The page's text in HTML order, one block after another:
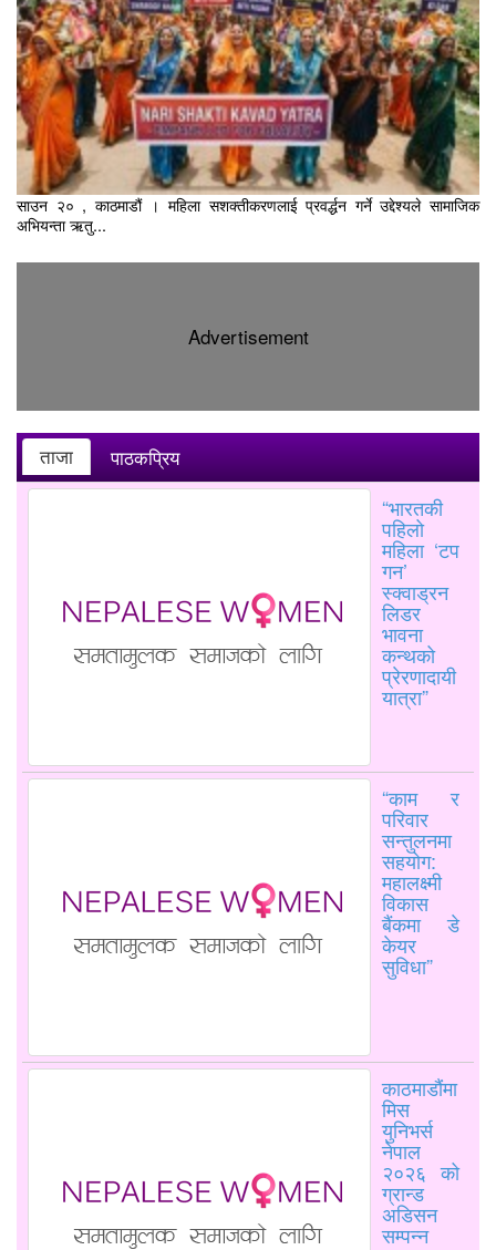
साउन २० , काठमाडौं । महिला सशक्तीकरणलाई प्रवर्द्धन गर्ने उद्देश्यले सामाजिक
अभियन्ता ऋतु...
Advertisement
ताजा पाठकप्रिय
“भारतकी
पहिलो
महिला ‘टप
गन’
स्क्वाड्रन
लिडर
भावना
कन्थको
प्रेरणादायी
यात्रा”
“काम र
परिवार
सन्तुलनमा
सहयोग:
महालक्ष्मी
विकास
बैंकमा डे
केयर
सुविधा”
काठमाडौंमा
मिस
युनिभर्स
नेपाल
२०२६ को
ग्रान्ड
अडिसन
सम्पन्न